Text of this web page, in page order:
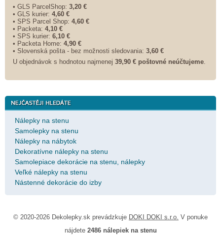
• GLS ParcelShop: 3,20 €
• GLS kurier: 4,60 €
• SPS Parcel Shop: 4,60 €
• Packeta: 4,10 €
• SPS kurier: 6,10 €
• Packeta Home: 4,90 €
• Slovenská pošta - bez možnosti sledovania: 3,60 €
U objednávok s hodnotou najmenej 39,90 € poštovné neúčtujeme
Nálepky na stenu
Samolepky na stenu
Nálepky na nábytok
Dekoratívne nálepky na stenu
Samolepiace dekorácie na stenu, nálepky
Veľké nálepky na stenu
Nástenné dekorácie do izby
© 2020-2026 Dekolepky.sk prevádzkuje DOKI DOKI s.r.o. V ponuke
nájdete 2486 nálepiek na stenu